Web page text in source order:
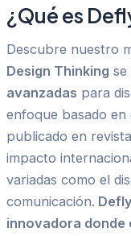
¿Qué es
Descubre nuestro
Design Thinking se
avanzadas para
enfoque basado en
publicado en
impacto
variadas como el
comunicación. D
innovadora donde